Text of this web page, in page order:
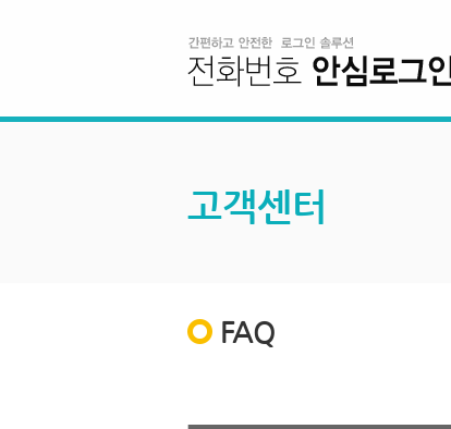
고객센터
FAQ